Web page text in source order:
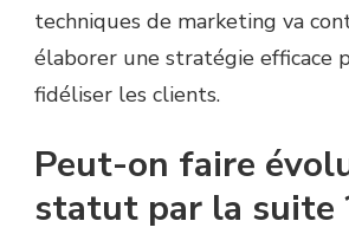
techniques de marketing va
élaborer une stratégie efficace
fidéliser les clients.
Peut-on faire
statut par la suite